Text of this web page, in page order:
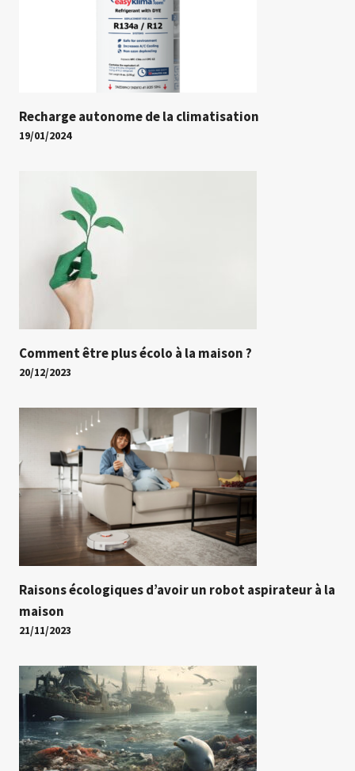
Recharge autonome de la climatisation
19/01/2024
Comment être plus écolo à la maison ?
20/12/2023
Raisons écologiques d’avoir un robot aspirateur à la
maison
21/11/2023